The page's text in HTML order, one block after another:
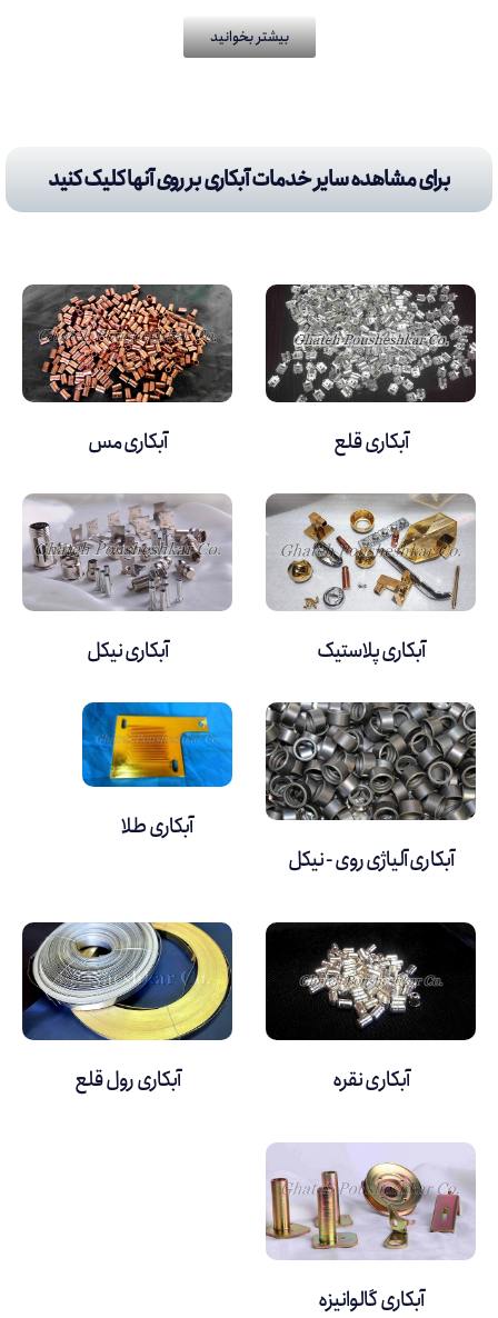
بیشتر بخوانید
برای مشاهده سایر خدمات آبکاری بر روی آنها کلیک کنید
آبکاری قلع
آبکاری پلاستیک
آبکاری آلیاژی روی - نیکل
آبکاری مس
آبکاری نیکل
آبکاری طلا
آبکاری نقره آبکاری رول قلع
آبکاری گالوانیزه